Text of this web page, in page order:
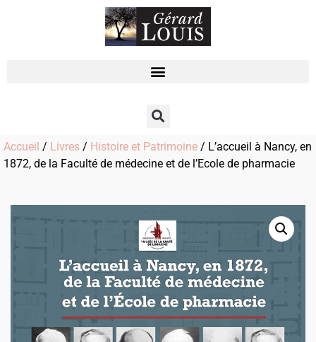
Accueil / Livres / Histoire et Patrimoine / L’accueil à Nancy, en
1872, de la Faculté de médecine et de l’Ecole de pharmacie